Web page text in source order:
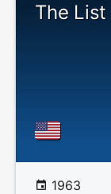
The
1963